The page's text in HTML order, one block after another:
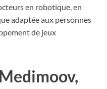
en robotique, en
adaptée aux personnes
de jeux